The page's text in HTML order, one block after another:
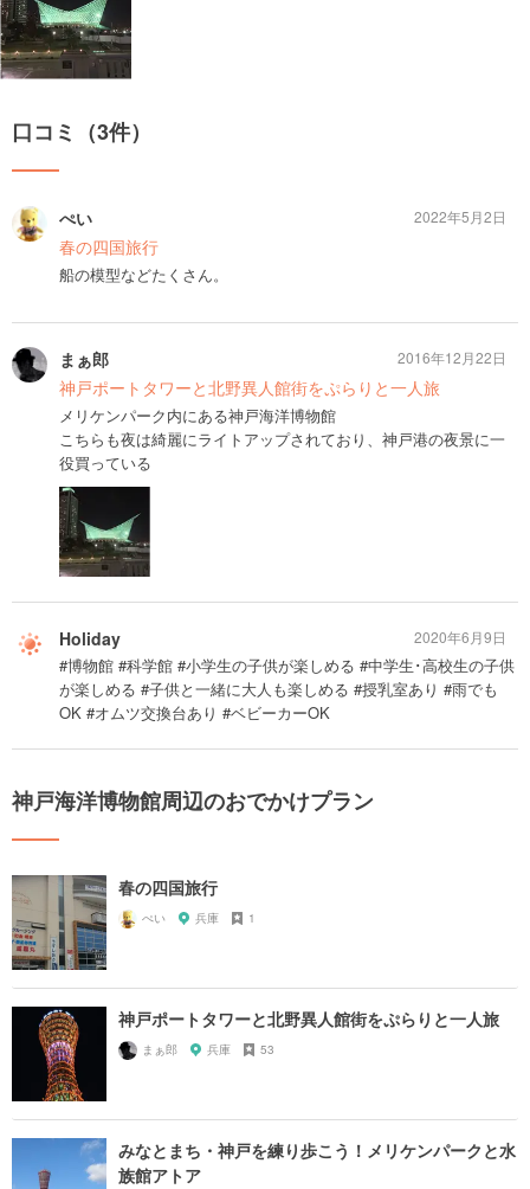
口コミ（3件）
ぺい
春の四国旅行
船の模型などたくさん。
2022年5月2日
まぁ郎
神戸ポートタワーと北野異人館街をぷらりと一人旅
メリケンパーク内にある神戸海洋博物館
こちらも夜は綺麗にライトアップされており、神戸港の夜景に一
役買っている
2016年12月22日
Holiday
#博物館 #科学館 #小学生の子供が楽しめる #中学生･高校生の子供
が楽しめる #子供と一緒に大人も楽しめる #授乳室あり #雨でも
OK #オムツ交換台あり #ベビーカーOK
2020年6月9日
神戸海洋博物館周辺のおでかけプラン
春の四国旅行
ぺい 兵庫 1
神戸ポートタワーと北野異人館街をぷらりと一人旅
まぁ郎 兵庫 53
みなとまち・神戸を練り歩こう！メリケンパークと水
族館アトア